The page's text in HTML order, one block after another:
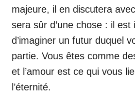
majeure, il en discutera
sera sûr d’une chose : il est
d’imaginer un futur duquel
partie. Vous êtes comme
et l’amour est ce qui vous
l’éternité.